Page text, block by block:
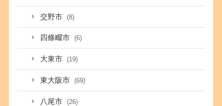
交野市 (8)
四條畷市 (6)
大東市 (19)
東大阪市 (69)
八尾市 (26)